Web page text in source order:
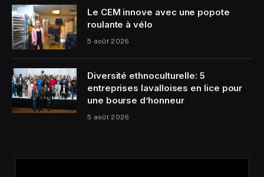
Le CEM innove avec une popote
roulante à vélo
5 août 2026
Diversité ethnoculturelle: 5
entreprises lavalloises en lice pour
une bourse d’honneur
5 août 2026